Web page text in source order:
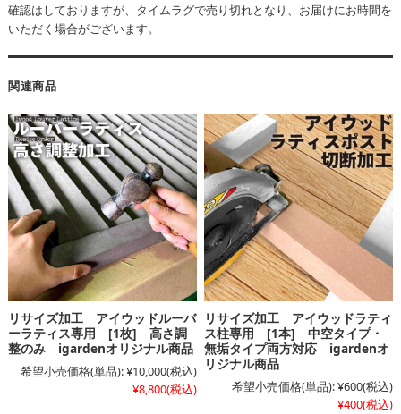
確認はしておりますが、タイムラグで売り切れとなり、お届けにお時間を
いただく場合がございます。
関連商品
リサイズ加工 アイウッドルーバ
ーラティス専用 [1枚] 高さ調
整のみ igardenオリジナル商品
希望小売価格(単品):¥10,000(税込)
¥8,800(税込)
リサイズ加工 アイウッドラティ
ス柱専用 [1本] 中空タイプ・
無垢タイプ両方対応 igardenオ
リジナル商品
希望小売価格(単品):¥600(税込)
¥400(税込)